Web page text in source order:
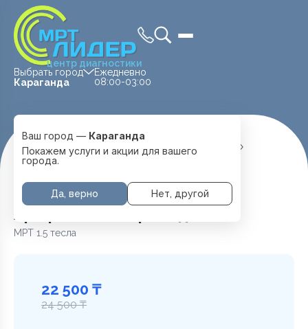
центр диагностики
Выбрать город
Караганда
Ежедневно
08:00-03:00
Ваш город — Караганда
Покажем услуги и акции для вашего
города.
Да, верно Нет, другой
Главная Услуги и цены МРТ Позвоночника
Артерии шеи
Артерии шеи в Караганде
МРТ 1.5 тесла
22 500 ₸
24 500 ₸